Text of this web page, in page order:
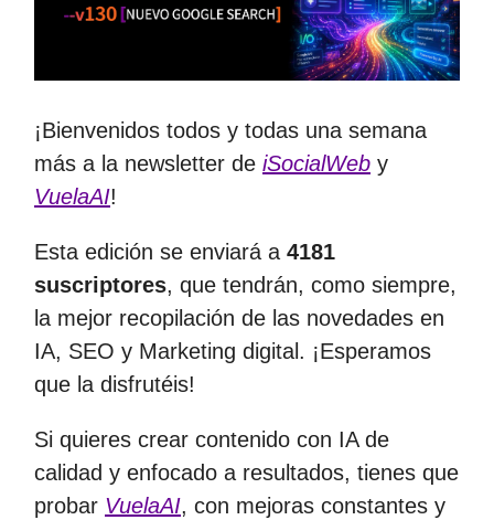
¡Bienvenidos todos y todas una semana
más a la newsletter de iSocialWeb y
VuelaAI!
Esta edición se enviará a 4181
suscriptores, que tendrán, como siempre,
la mejor recopilación de las novedades en
IA, SEO y Marketing digital. ¡Esperamos
que la disfrutéis!
Si quieres crear contenido con IA de
calidad y enfocado a resultados, tienes que
probar VuelaAI, con mejoras constantes y